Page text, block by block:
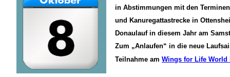
in Abstimmungen mit den
und Kanuregattastrecke in
Donaulauf in diesem Jahr am
Zum „Anlaufen“ in die neue
Teilnahme am Wings for Life World